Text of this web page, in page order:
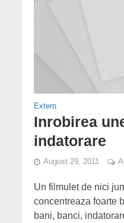
Extern
Inrobirea
indatorare
August 29, 2011
Un filmulet de nici
concentreaza foarte
bani, banci,